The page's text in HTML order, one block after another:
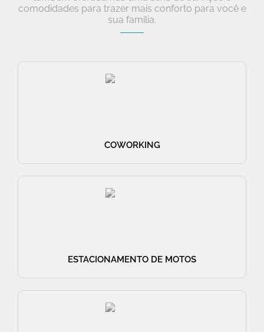
comodidades para trazer mais conforto para você e
sua família.
COWORKING
ESTACIONAMENTO DE MOTOS